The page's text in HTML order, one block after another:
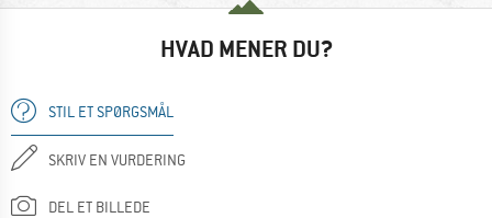
HVAD MENER DU?
STIL ET SPØRGSMÅL
SKRIV EN VURDERING
DEL ET BILLEDE